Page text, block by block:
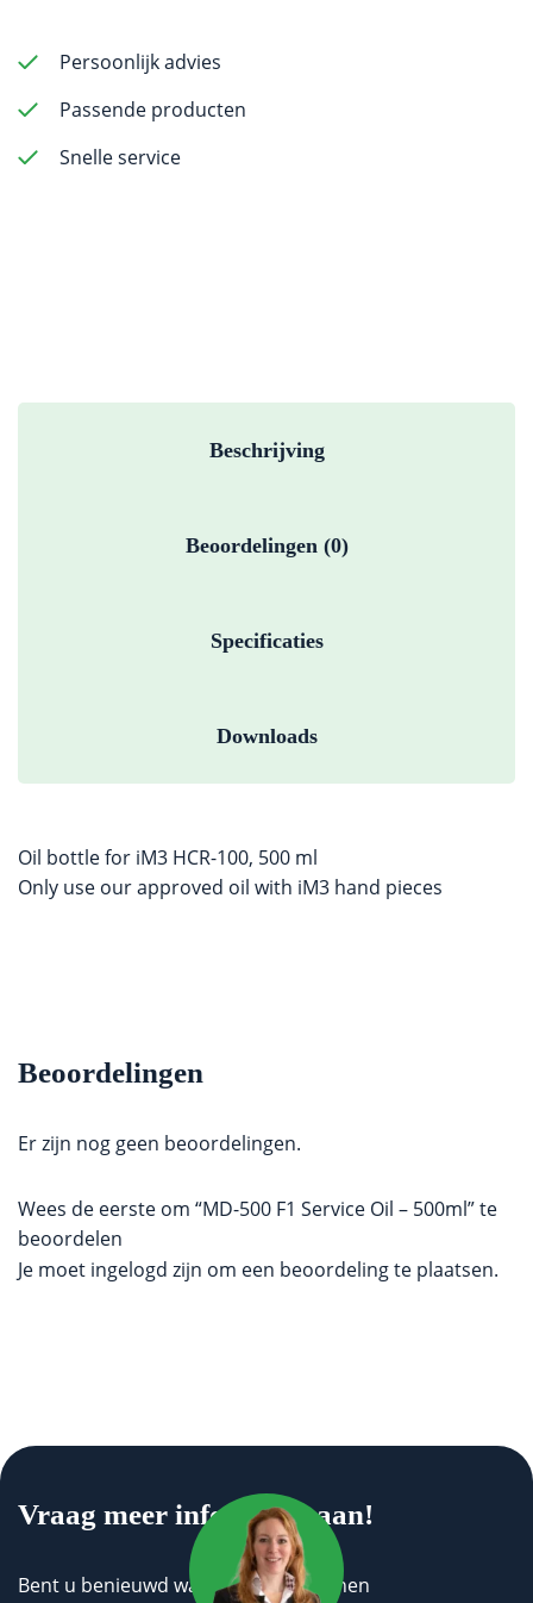
-
aantal
Persoonlijk advies
Passende producten
Snelle service
Beschrijving
Beoordelingen (0)
Specificaties
Downloads
Oil bottle for iM3 HCR-100, 500 ml
Only use our approved oil with iM3 hand pieces
Beoordelingen
Er zijn nog geen beoordelingen.
Wees de eerste om “MD-500 F1 Service Oil – 500ml” te
beoordelen
Je moet ingelogd zijn om een beoordeling te plaatsen.
Vraag meer informatie aan!
Bent u benieuwd wat wij voor u kunnen